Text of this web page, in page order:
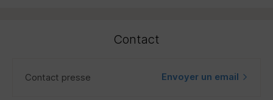
Contact
Contact presse Envoyer un email